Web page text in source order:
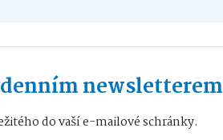
newsletterem
do vaší e-mailové schránky.